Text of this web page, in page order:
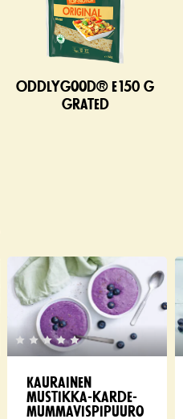
Oddlygood® e150 g
grated
Kaurainen
mustikka-kar­de­
mum­ma­vis­pipuuro